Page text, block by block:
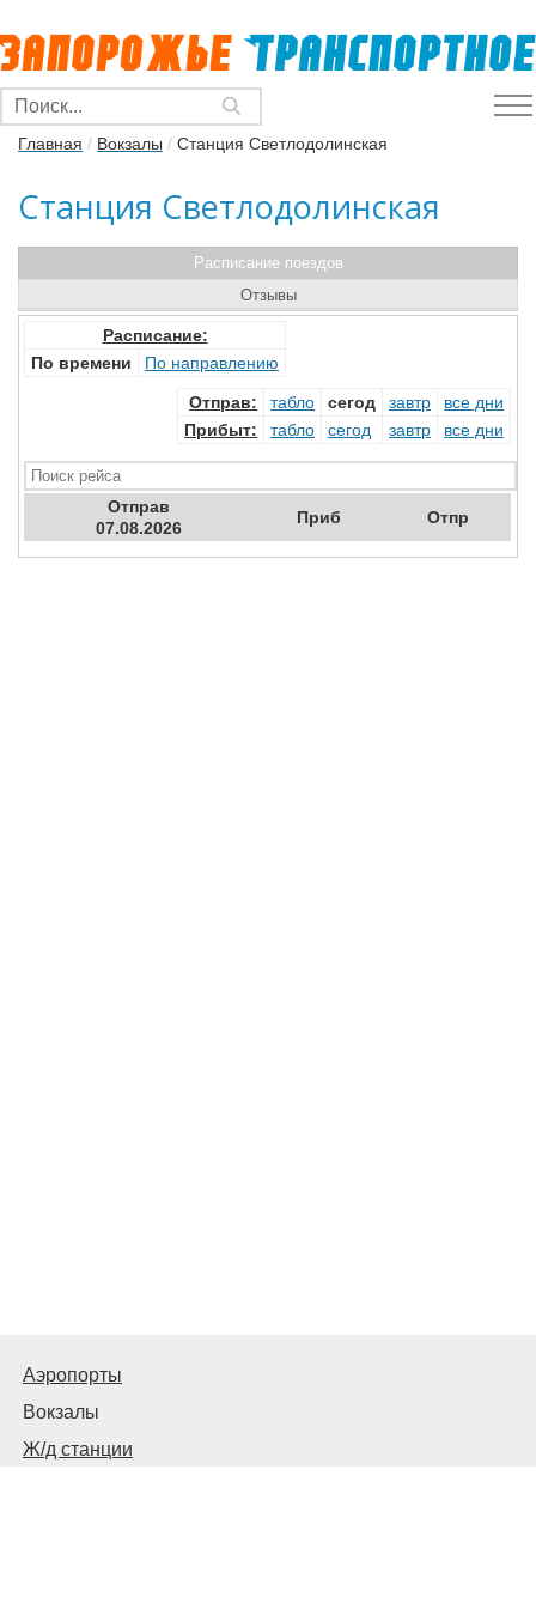
Главная / Вокзалы / Станция Светлодолинская
Станция Светлодолинская
Расписание поездов
Расписание:
По времени
По направлению
Отправ: табло сегод завтр
все дни
Прибыт: табло сегод завтр все дни
Отправ
07.08.2026
Приб Отпр
Отзывы
Аэропорты
Вокзалы
Ж/д станции